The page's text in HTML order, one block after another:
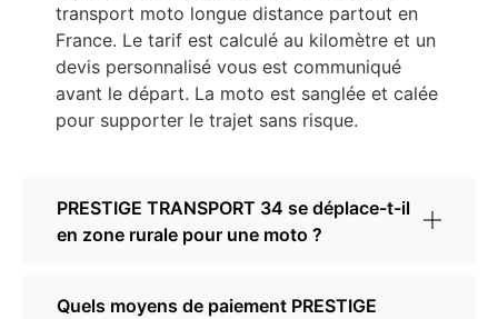
transport moto longue distance partout en
France. Le tarif est calculé au kilomètre et un
devis personnalisé vous est communiqué
avant le départ. La moto est sanglée et calée
pour supporter le trajet sans risque.
PRESTIGE TRANSPORT 34 se déplace-t-il
en zone rurale pour une moto ?
Quels moyens de paiement PRESTIGE